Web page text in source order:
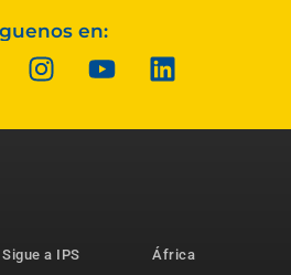
en:
Sigue a IPS
África